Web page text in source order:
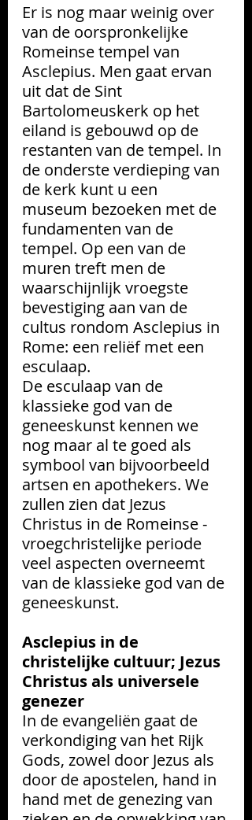
Er is nog maar weinig over
van de oorspronkelijke
Romeinse tempel van
Asclepius. Men gaat ervan
uit dat de Sint
Bartolomeuskerk op het
eiland is gebouwd op de
restanten van de tempel. In
de onderste verdieping van
de kerk kunt u een
museum bezoeken met de
fundamenten van de
tempel. Op een van de
muren treft men de
waarschijnlijk vroegste
bevestiging aan van de
cultus rondom Asclepius in
Rome: een reliëf met een
esculaap.
De esculaap van de
klassieke god van de
geneeskunst kennen we
nog maar al te goed als
symbool van bijvoorbeeld
artsen en apothekers. We
zullen zien dat Jezus
Christus in de Romeinse -
vroegchristelijke periode
veel aspecten overneemt
van de klassieke god van de
geneeskunst.
Asclepius in de
christelijke cultuur; Jezus
Christus als universele
genezer
In de evangeliën gaat de
verkondiging van het Rijk
Gods, zowel door Jezus als
door de apostelen, hand in
hand met de genezing van